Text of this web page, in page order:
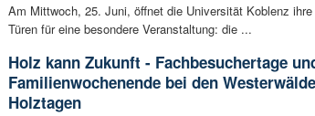
Am Mittwoch, 25. Juni, öffnet die Universität Koblenz ihre
Türen für eine besondere Veranstaltung: die ...
Holz kann Zukunft - Fachbesuchertage
Familienwochenende bei den
Holztagen